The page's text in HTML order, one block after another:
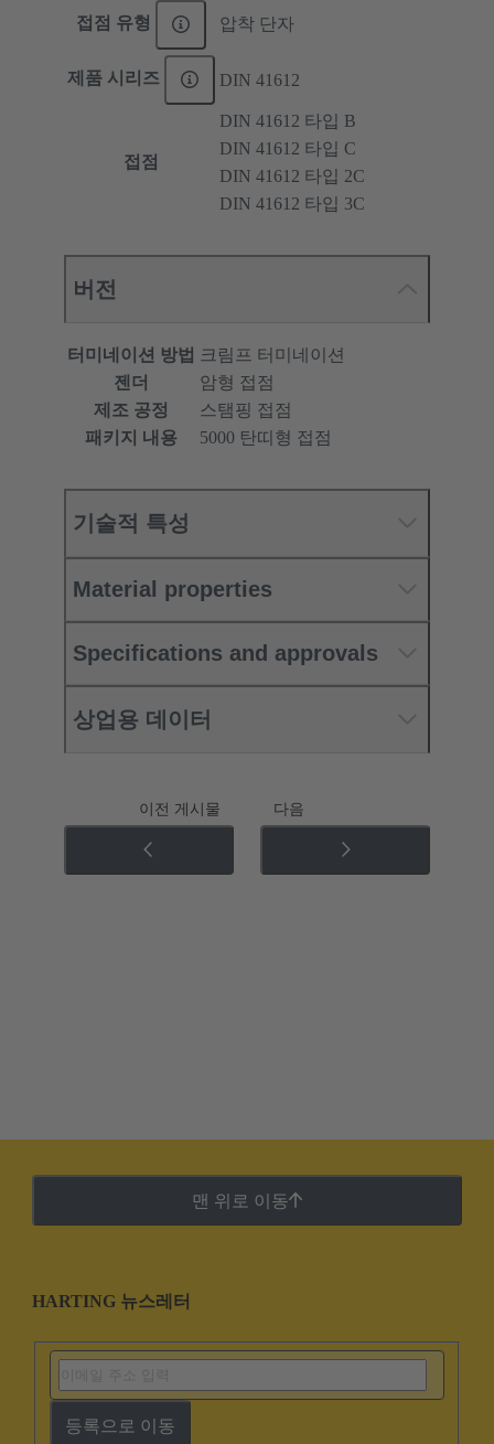
접점 유형 압착 단자
제품 시리즈 DIN 41612
접점
DIN 41612 타입 B
DIN 41612 타입 C
DIN 41612 타입 2C
DIN 41612 타입 3C
버전
터미네이션 방법 크림프 터미네이션
젠더
암형 접점
제조 공정
스탬핑 접점
패키지 내용
5000 탄띠형 접점
기술적 특성
Material properties
Specifications and approvals
상업용 데이터
이전 게시물 다음
맨 위로 이동
HARTING 뉴스레터
등록으로 이동